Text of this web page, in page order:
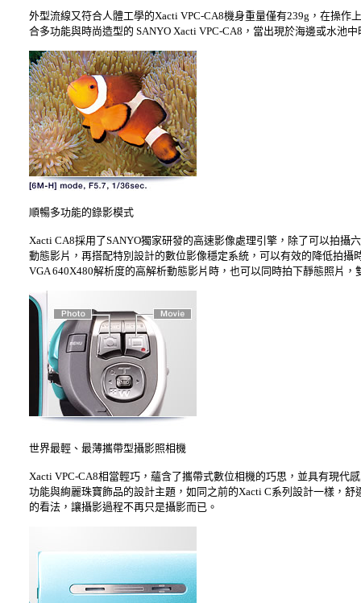
外型流線又符合人體工學的Xacti VPC-CA8機身重量僅有239g，在操
合多功能與時尚造型的 SANYO Xacti VPC-CA8，當出現於海邊或水池
順暢多功能的錄影模式
Xacti CA8採用了SANYO獨家研發的高速影像處理引擎，除了可以拍攝
動態影片，再搭配特別設計的數位影像穩定系統，可以有效的降低拍
VGA 640X480解析度的高解析動態影片時，也可以同時拍下靜態照片，
世界最輕、最薄攜帶型攝影照相機
Xacti VPC-CA8相當輕巧，蘊含了攜帶式數位相機的巧思，並具有現代
功能與絢麗珠寶飾品的設計主題，如同之前的Xacti C系列設計一樣，
的看法，讓攝影過程不再只是攝影而已。